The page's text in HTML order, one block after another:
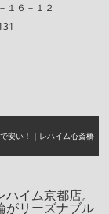
１６－１２
安い！｜レハイム心斎橋
イム京都店。
がリーズナブル